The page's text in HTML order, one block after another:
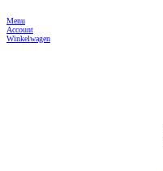
Menu
Account
Winkelwagen